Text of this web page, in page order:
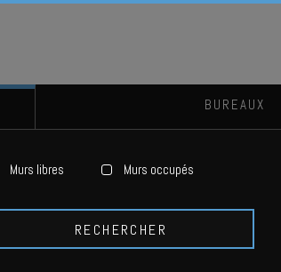
BUREAUX
Murs libres Murs occupés
RECHERCHER